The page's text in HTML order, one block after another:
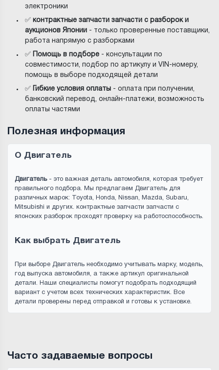
электроники
✅ контрактные запчасти запчасти с разборок и
аукционов Японии - только проверенные поставщики,
работа напрямую с разборками
✅ Помощь в подборе - консультации по
совместимости, подбор по артикулу и VIN-номеру,
помощь в выборе подходящей детали
✅ Гибкие условия оплаты - оплата при получении,
банковский перевод, онлайн-платежи, возможность
оплаты частями
Полезная информация
О Двигатель
Двигатель- это важная деталь автомобиля, которая требует
правильного подбора. Мы предлагаем Двигатель для
различных марок: Toyota, Honda, Nissan, Mazda, Subaru,
Mitsubishi и других. контрактные запчасти запчасти с
японских разборок проходят проверку на работоспособность.
Как выбрать Двигатель
При выборе Двигатель необходимо учитывать марку, модель,
год выпуска автомобиля, а также артикул оригинальной
детали. Наши специалисты помогут подобрать подходящий
вариант с учетом всех технических характеристик. Все
детали проверены перед отправкой и готовы к установке.
Часто задаваемые вопросы